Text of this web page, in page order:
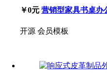
￥0元 营销型家具书桌办
开源 会员模板